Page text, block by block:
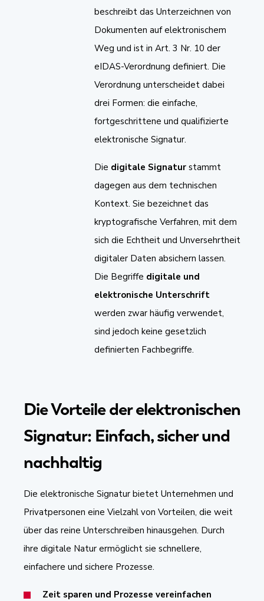
beschreibt das Unterzeichnen von
Dokumenten auf elektronischem
Weg und ist in Art. 3 Nr. 10 der
eIDAS-Verordnung definiert. Die
Verordnung unterscheidet dabei
drei Formen: die einfache,
fortgeschrittene und qualifizierte
elektronische Signatur.
Die digitale Signatur stammt
dagegen aus dem technischen
Kontext. Sie bezeichnet das
kryptografische Verfahren, mit dem
sich die Echtheit und Unversehrtheit
digitaler Daten absichern lassen.
Die Begriffe digitale und
elektronische Unterschrift
werden zwar häufig verwendet,
sind jedoch keine gesetzlich
definierten Fachbegriffe.
Die Vorteile der elektronischen
Signatur: Einfach, sicher und
nachhaltig
Die elektronische Signatur bietet Unternehmen und
Privatpersonen eine Vielzahl von Vorteilen, die weit
über das reine Unterschreiben hinausgehen. Durch
ihre digitale Natur ermöglicht sie schnellere,
einfachere und sichere Prozesse.
Zeit sparen und Prozesse vereinfachen